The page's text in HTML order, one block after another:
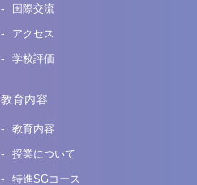
国際交流
アクセス
学校評価
教育内容
教育内容
授業について
特進SGコース